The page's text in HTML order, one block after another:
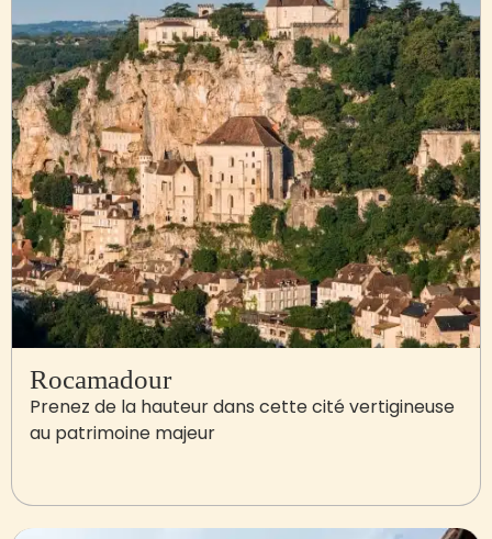
Rocamadour
Prenez de la hauteur dans cette cité vertigineuse
au patrimoine majeur